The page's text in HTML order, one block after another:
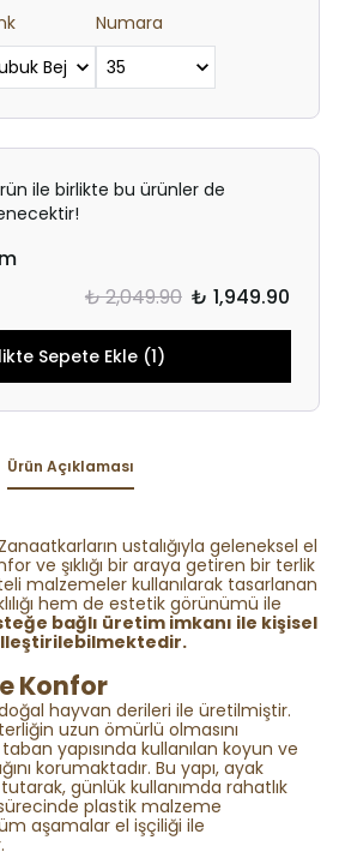
Numara
ile birlikte bu ürünler de
₺ 2,049.90 ₺ 1,949.90
Sepete Ekle (1)
Ürün Açıklaması
ustalığıyla geleneksel el
ve şıklığı bir araya getiren bir terlik
malzemeler kullanılarak tasarlanan
hem de estetik görünümü ile
bağlı üretim imkanı ile kişisel
Konfor
hayvan derileri ile üretilmiştir.
uzun ömürlü olmasını
yapısında kullanılan koyun ve
korumaktadır. Bu yapı, ayak
günlük kullanımda rahatlık
plastik malzeme
aşamalar el işçiliği ile